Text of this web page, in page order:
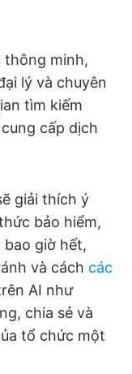
thông minh,
lý và chuyên
tìm kiếm
cấp dịch
giải thích ý
bảo hiểm,
giờ hết,
và cách các
AI như
chia sẻ và
tổ chức một